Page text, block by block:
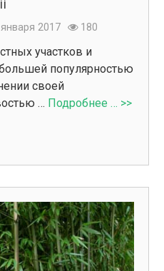
2017 180
участков и
популярностью
своей
… Подробнее … >>